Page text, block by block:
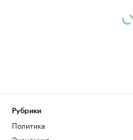
Рубрики
Политика